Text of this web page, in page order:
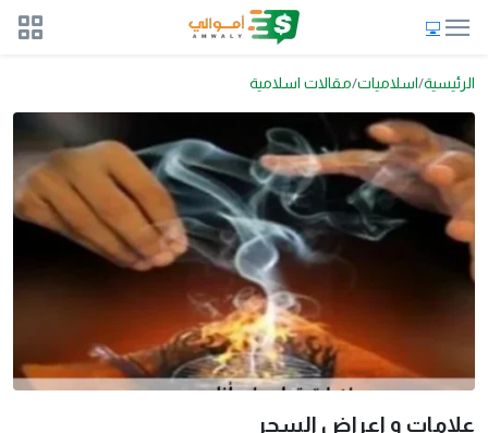
الرئيسية اسلاميات مقالات اسلامية
علامات و اعراض السحر